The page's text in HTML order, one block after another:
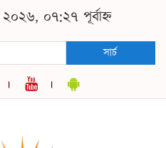
০৭:২৭ পূর্বাহ্ন
সার্চ